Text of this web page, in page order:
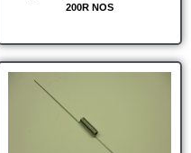
200R NOS